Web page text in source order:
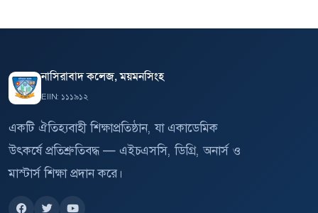
নাসিরাবাদ কলেজ, ময়মনসিংহ
EIIN: ১১১৯১২
একটি ঐতিহ্যবাহী শিক্ষাপ্রতিষ্ঠান, যা একাডেমিক
উৎকর্ষে প্রতিশ্রুতিবদ্ধ — এইচএসসি, ডিগ্রি, অনার্স ও
মাস্টার্স শিক্ষা প্রদান করে।